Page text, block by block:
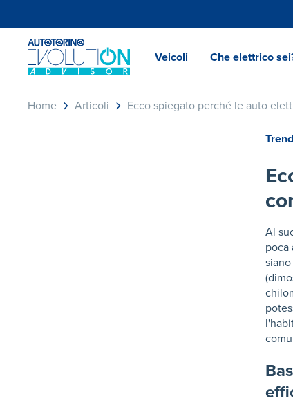
Veicoli Che elettrico
Home Articoli Ecco spiegato perché le auto
Al
poca